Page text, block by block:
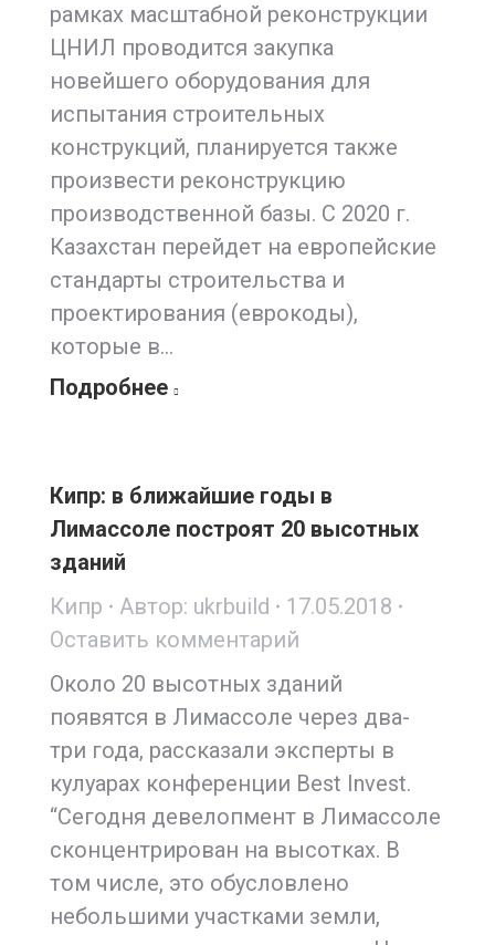
рамках масштабной реконструкции
ЦНИЛ проводится закупка
новейшего оборудования для
испытания строительных
конструкций, планируется также
произвести реконструкцию
производственной базы. С 2020 г.
Казахстан перейдет на европейские
стандарты строительства и
проектирования (еврокоды),
которые в…
Подробнее
Кипр: в ближайшие годы в
Лимассоле построят 20 высотных
зданий
Кипр
Автор: ukrbuild
17.05.2018
Оставить комментарий
Около 20 высотных зданий
появятся в Лимассоле через два-
три года, рассказали эксперты в
кулуарах конференции Best Invest.
“Сегодня девелопмент в Лимассоле
сконцентрирован на высотках. В
том числе, это обусловлено
небольшими участками земли,